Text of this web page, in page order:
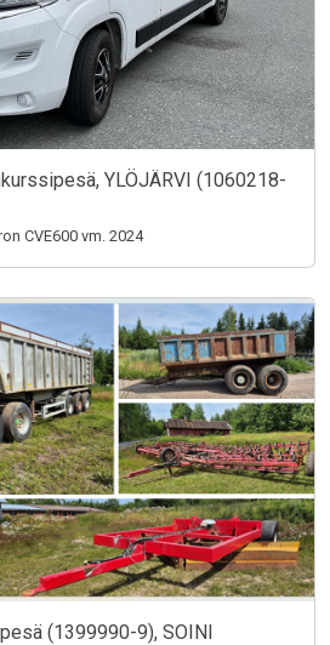
YLÖJÄRVI (1060218-
CVE600 vm. 2024
(1399990-9), SOINI